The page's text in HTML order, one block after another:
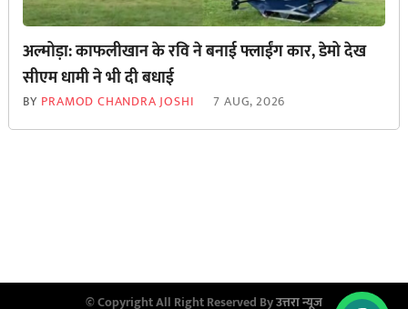
अल्मोड़ा: काफलीखान के रवि ने बनाई फ्लाईंग कार, डेमो देख
सीएम धामी ने भी दी बधाई
BY PRAMOD CHANDRA JOSHI 7 AUG, 2026
© Copyright All Right Reserved Byउत्तरा न्यूज